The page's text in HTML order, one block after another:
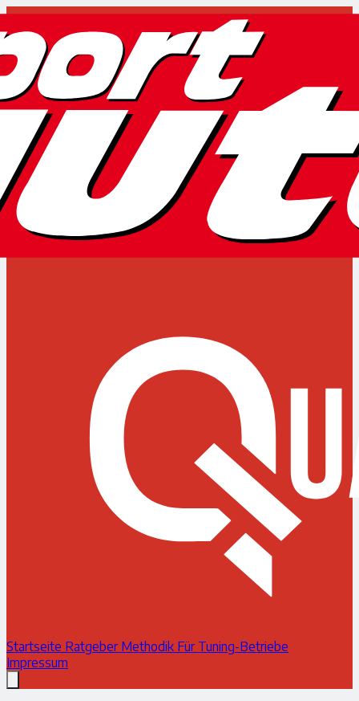
Startseite Ratgeber Methodik Für Tuning-Betriebe
Impressum